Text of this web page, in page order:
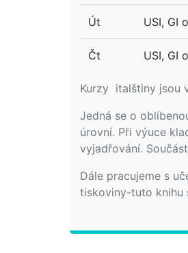
Kurzy italštiny jsou
Jedná se o
úrovní. Při výuce
vyjadřování.
Dále pracujeme s
tiskoviny-tuto knihu
Út USI, GI
Čt USI, GI